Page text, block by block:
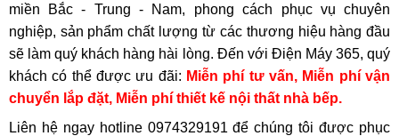
miền Bắc - Trung - Nam, phong cách phục vụ chuyên
nghiệp, sản phẩm chất lượng từ các thương hiệu hàng đầu
sẽ làm quý khách hàng hài lòng. Đến với Điện Máy 365, quý
khách có thể được ưu đãi: Miễn phí tư vấn, Miễn phí vận
chuyển lắp đặt, Miễn phí thiết kế nội thất nhà bếp.
Liên hệ ngay hotline 0974329191 để chúng tôi được phục